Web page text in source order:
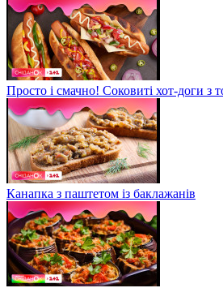
Просто і смачно! Соковиті хот-доги з
Канапка з паштетом із баклажанів